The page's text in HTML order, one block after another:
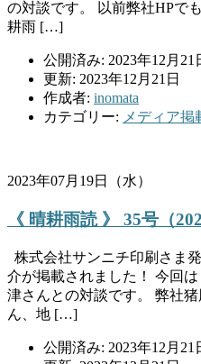
の対談です。 以前弊社HPで
耕雨 […]
公開済み: 2023年12月21
更新: 2023年12月21日
作成者: inomata
カテゴリー: メディア掲
2023年07月19日（水）
《 晴耕雨読 》 35号（
株式会社サンニチ印刷さま
介が掲載されました！ 今回
津さんとの対談です。 弊社
ん、地 […]
公開済み: 2023年12月21